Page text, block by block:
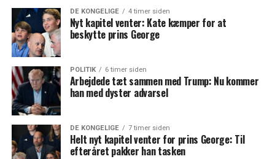
DE KONGELIGE 4 timer siden
Nyt kapitel venter: Kate kæmper for at
beskytte prins George
POLITIK 6 timer siden
Arbejdede tæt sammen med Trump: Nu kommer
han med dyster advarsel
DE KONGELIGE 7 timer siden
Helt nyt kapitel venter for prins George: Til
efteråret pakker han tasken